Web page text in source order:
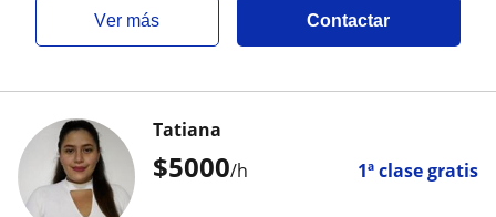
ver más Contactar
$5000/h 1ª clase gratis
Tatiana